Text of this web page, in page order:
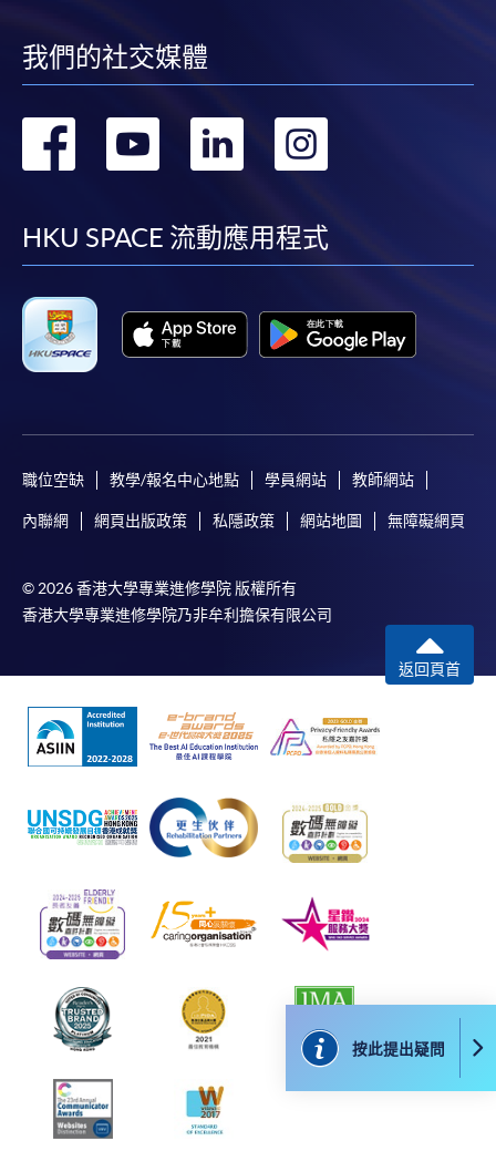
報讀新課程
SF26報名表，親往
或以郵遞方式連同學
費以及所需證明文件呈交。
申請學歷頒授及專業課程可能需要其他資料，報名
表可向報名中心或有關課程負責人索取。填妥申請
表格後，請連同報名費/學費以及所需證明文件親
往報名中心或以郵遞方式遞交。
報讀同一學歷頒授課程內其他單元
​學院為學歷頒授課程特設「註冊及學費通知」，適
用於一般學歷頒授課程。
課程負責人會為學員送上「註冊及學費通知」
(「通知」)，請填妥有關「通知」，並親往報名中
心或以郵遞方式，遞交「通知」及繳交所需費用。
。如對報名程序有任
何疑問，請詳閱個別課程資料，或聯絡有關課程負責
人或報名中心。
課程/科目報名注意事項:
選用網上報名服務必須在已接駁互聯網及支援
Google Chrome瀏覽器。
申請人不應閒置申請超過10分鐘。否則，申請人
必須重新開始整個申請程序。
網上報名只支援「提早報讀優惠」。如需享用其他
報讀優惠，請親臨學院的報名中心報名。
在網上報名過程中，由於提交課程申請和付款在系
統處理上為兩個不同的程序，成功付款並不保證成
功被獲取錄。任何不成功的申請，課程組職員將儘
按此提出疑問
折
我們的社交媒體
轉
facebook
轉
youtube
轉
linkedin
轉
HKU SPACE 流動應用程式
職位空缺 教學/報名中心地點 學員網站 教師網站
內聯網 網頁出版政策 私隱政策 網站地圖 無障礙網頁
© 2026 香港大學專業進修學院 版權所有
香港大學專業進修學院乃非牟利擔保有限公司
返回頁首